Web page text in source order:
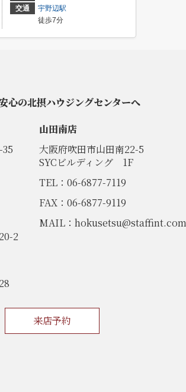
交通
宇野辺駅
徒歩7分
心の北摂ハウジングセンターへ
2
山田南店
大阪府吹田市山田南22-5
SYCビルディング 1F
TEL：06-6877-7119
FAX：06-6877-9119
MAIL： hokusetsu@staffint.com
来店予約